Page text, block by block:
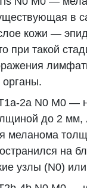
в
кожи —
при такой
органы.
2a N0 M0 —
до 2 мм,
меланома
на
узлы (N0)